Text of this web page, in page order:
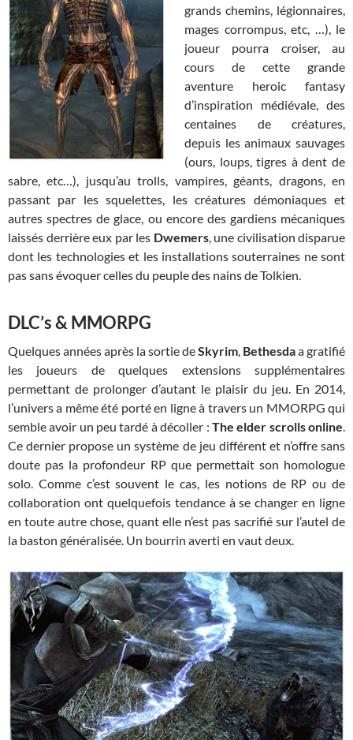
grands chemins, légionnaires,
mages corrompus, etc, …), le
joueur pourra croiser, au
cours de cette grande
aventure heroic fantasy
d’inspiration médiévale, des
centaines de créatures,
depuis les animaux sauvages
(ours, loups, tigres à dent de
sabre, etc…), jusqu’au trolls, vampires, géants, dragons, en
passant par les squelettes, les créatures démoniaques et
autres spectres de glace, ou encore des gardiens mécaniques
laissés derrière eux par les Dwemers, une civilisation disparue
dont les technologies et les installations souterraines ne sont
pas sans évoquer celles du peuple des nains de Tolkien.
DLC’s & MMORPG
Quelques années après la sortie deSkyrim, Bethesdaa gratifié
les joueurs de quelques extensions supplémentaires
permettant de prolonger d’autant le plaisir du jeu. En 2014,
l’univers a même été porté en ligne à travers un MMORPG qui
semble avoir un peu tardé à décoller : The elder scrolls online.
Ce dernier propose un système de jeu différent et n’offre sans
doute pas la profondeur RP que permettait son homologue
solo. Comme c’est souvent le cas, les notions de RP ou de
collaboration ont quelquefois tendance à se changer en ligne
en toute autre chose, quant elle n’est pas sacrifié sur l’autel de
la baston généralisée. Un bourrin averti en vaut deux.